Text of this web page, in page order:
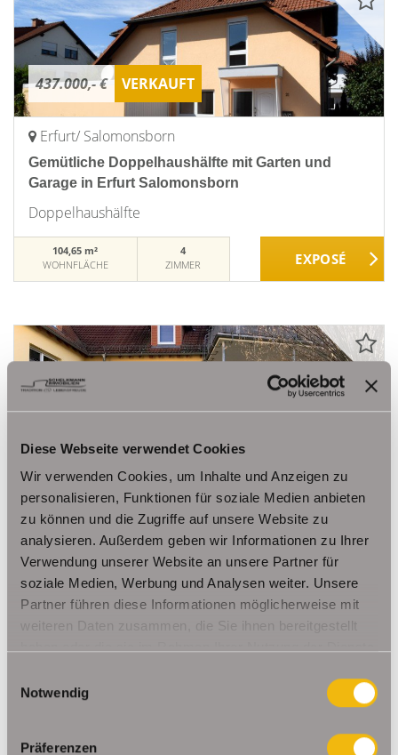
Diese Webseite verwendet Cookies
Wir verwenden Cookies, um Inhalte und Anzeigen zu
personalisieren, Funktionen für soziale Medien anbieten
zu können und die Zugriffe auf unsere Website zu
analysieren. Außerdem geben wir Informationen zu Ihrer
Verwendung unserer Website an unsere Partner für
soziale Medien, Werbung und Analysen weiter. Unsere
Partner führen diese Informationen möglicherweise mit
weiteren Daten zusammen, die Sie ihnen bereitgestellt
Notwendig
Präferenzen
437.000,- € VERKAUFT
Erfurt/ Salomonsborn
Gemütliche Doppelhaushälfte mit Garten und
Garage in Erfurt Salomonsborn
Doppelhaushälfte
104,65 m²
WOHNFLÄCHE
4
ZIMMER
Erfurt / Dittelstedt
Erdgeschosswohnung mit Balkon und TG-
Stellplatz
Erdgeschosswohnung
WOHNFLÄCHE
ZIMMER